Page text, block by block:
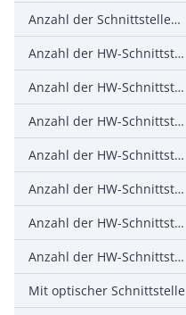
Anzahl der Schnittstellen PROFINET
Anzahl der HW-Schnittstellen seriell RS-232
Anzahl der HW-Schnittstellen seriell RS-422
Anzahl der HW-Schnittstellen seriell RS-485
Anzahl der HW-Schnittstellen seriell TTY
Anzahl der HW-Schnittstellen USB
Anzahl der HW-Schnittstellen parallel
Anzahl der HW-Schnittstellen sonstige
Mit optischer Schnittstelle